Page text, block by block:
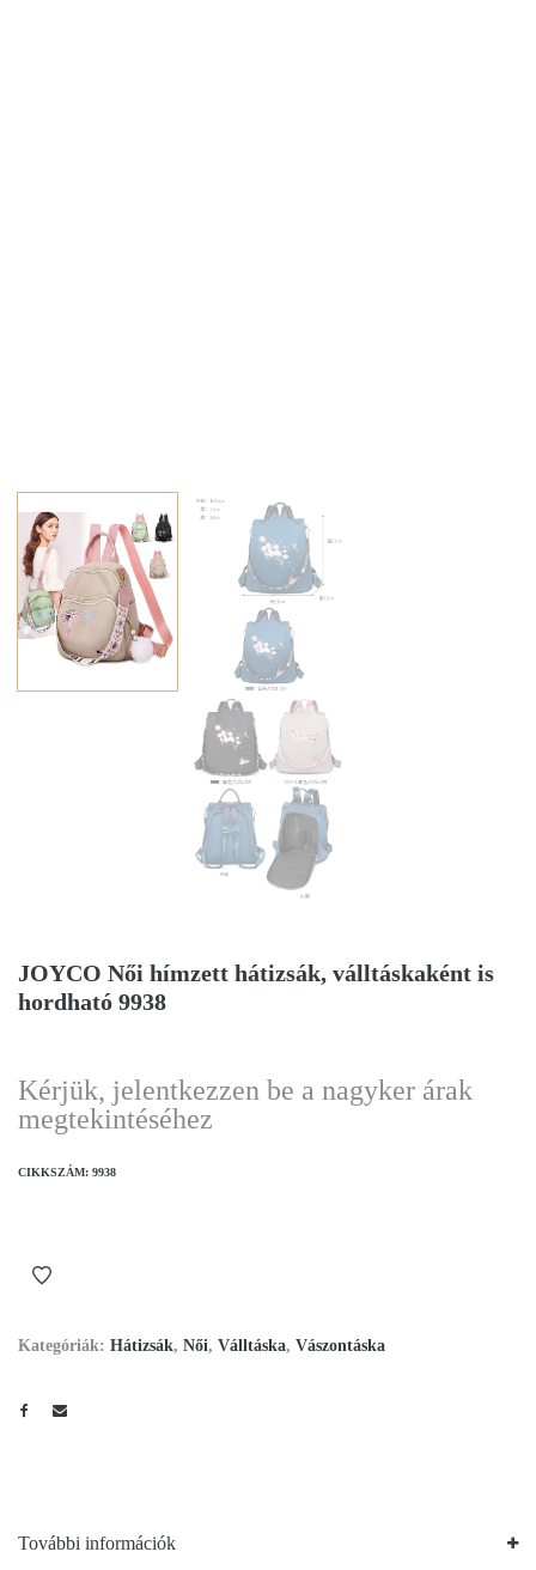
JOYCO Női hímzett hátizsák, válltáskaként is
hordható 9938
Kérjük, jelentkezzen be a nagyker árak
megtekintéséhez
CIKKSZÁM: 9938
Kategóriák: Hátizsák, Női, Válltáska, Vászontáska
További információk